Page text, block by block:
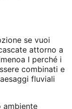
se vuoi
attorno a
I perché i
combinati e
fluviali
ambiente